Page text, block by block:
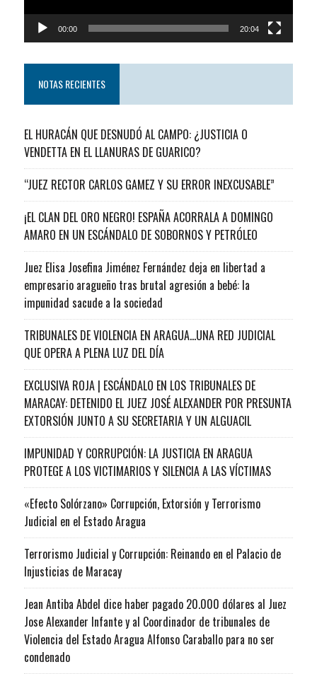
00:00 20:04
NOTAS RECIENTES
EL HURACÁN QUE DESNUDÓ AL CAMPO: ¿JUSTICIA O
VENDETTA EN EL LLANURAS DE GUARICO?
“JUEZ RECTOR CARLOS GAMEZ Y SU ERROR INEXCUSABLE”
¡EL CLAN DEL ORO NEGRO! ESPAÑA ACORRALA A DOMINGO
AMARO EN UN ESCÁNDALO DE SOBORNOS Y PETRÓLEO
Juez Elisa Josefina Jiménez Fernández deja en libertad a
empresario aragueño tras brutal agresión a bebé: la
impunidad sacude a la sociedad
TRIBUNALES DE VIOLENCIA EN ARAGUA…UNA RED JUDICIAL
QUE OPERA A PLENA LUZ DEL DÍA
EXCLUSIVA ROJA | ESCÁNDALO EN LOS TRIBUNALES DE
MARACAY: DETENIDO EL JUEZ JOSÉ ALEXANDER POR PRESUNTA
EXTORSIÓN JUNTO A SU SECRETARIA Y UN ALGUACIL
IMPUNIDAD Y CORRUPCIÓN: LA JUSTICIA EN ARAGUA
PROTEGE A LOS VICTIMARIOS Y SILENCIA A LAS VÍCTIMAS
«Efecto Solórzano» Corrupción, Extorsión y Terrorismo
Judicial en el Estado Aragua
Terrorismo Judicial y Corrupción: Reinando en el Palacio de
Injusticias de Maracay
Jean Antiba Abdel dice haber pagado 20.000 dólares al Juez
Jose Alexander Infante y al Coordinador de tribunales de
Violencia del Estado Aragua Alfonso Caraballo para no ser
condenado